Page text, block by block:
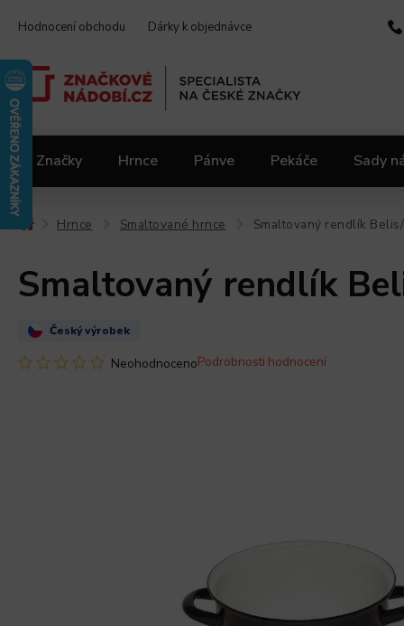
Hodnocení obchodu Dárky k objednávce
Značky Hrnce Pánve Pekáče Sady
Hrnce Smaltované hrnce Smaltovaný rendlík
Smaltovaný rendlík
Český výrobek
NeohodnocenoPodrobnosti hodnocení